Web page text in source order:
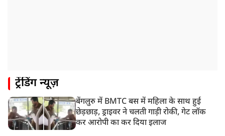
ट्रेंडिंग न्यूज़
बेंगलुरु में BMTC बस में महिला के साथ हुई
छेड़छाड़, ड्राइवर ने चलती गाड़ी रोकी, गेट लॉक
कर आरोपी का कर दिया इलाज